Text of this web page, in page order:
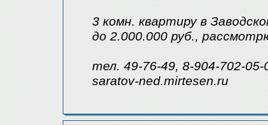
3 комн. квартиру в
до 2.000.000 руб.,
тел. 49-76-49, 8-904-702-05-
saratov-ned.mirtesen.ru